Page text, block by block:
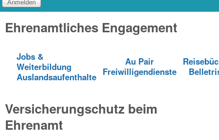
Ehrenamtliches Engagement
Jobs &
Weiterbildung
Auslandsaufenthalte
Au Pair
Freiwilligendienste
Versicherungschutz beim
Ehrenamt